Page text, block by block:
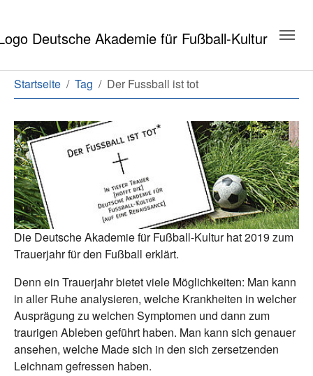
Sie sind hier:
Startseite Tag Der Fussball ist tot
Die Deutsche Akademie für Fußball-Kultur hat 2019 zum
Trauerjahr für den Fußball erklärt.
Denn ein Trauerjahr bietet viele Möglichkeiten: Man kann
in aller Ruhe analysieren, welche Krankheiten in welcher
Ausprägung zu welchen Symptomen und dann zum
traurigen Ableben geführt haben. Man kann sich genauer
ansehen, welche Made sich in den sich zersetzenden
Leichnam gefressen haben.